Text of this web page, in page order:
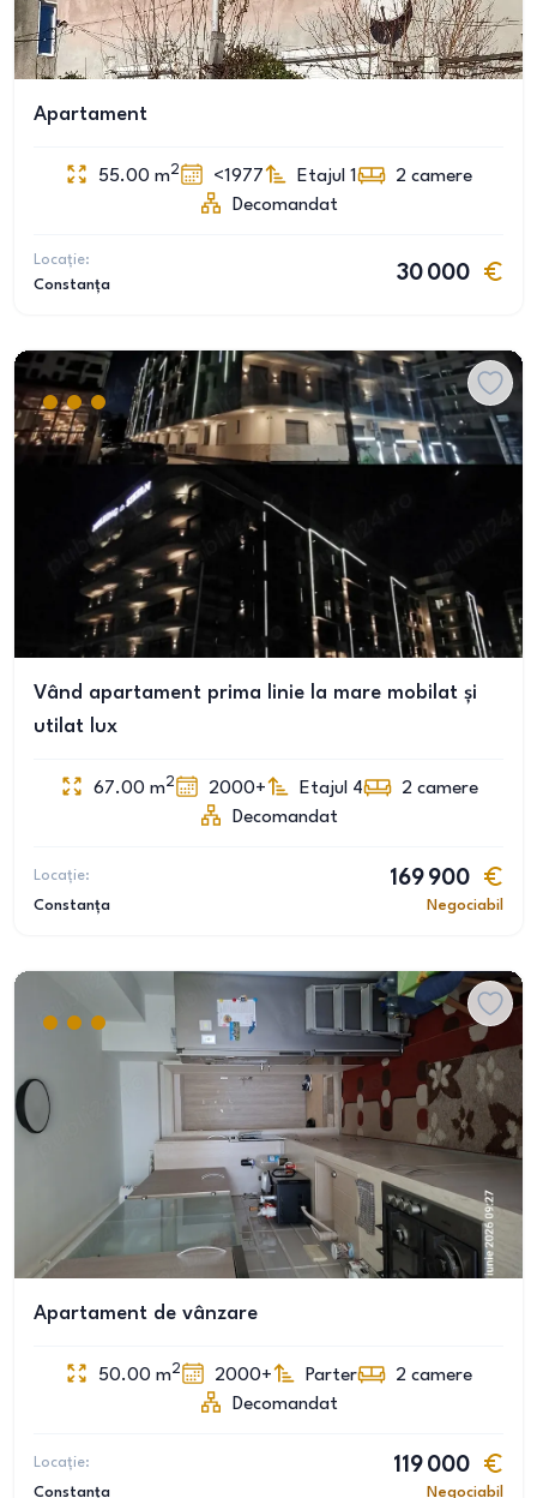
Apartament
55.00 m2 <1977 Etajul 1 2 camere
Decomandat
Locație:
Constanța
30 000
Vând apartament prima linie la mare mobilat și
utilat lux
67.00 m2 2000+ Etajul 4 2 camere
Decomandat
Locație:
Constanța
169 900
Negociabil
Apartament de vânzare
50.00 m2 2000+ Parter 2 camere
Decomandat
Locație:
Constanța
119 000
Negociabil